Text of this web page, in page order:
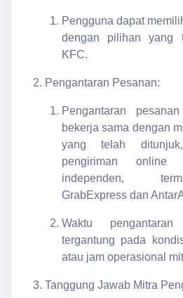
Pengguna dapat
dengan pilihan yang
KFC.
Pengantaran Pesanan:
Pengantaran
bekerja sama dengan
yang telah
pengiriman
independen,
GrabExpress dan
Waktu
tergantung pada
atau jam operasional
Tanggung Jawab Mitra